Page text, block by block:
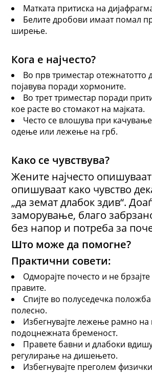
Матката притиска на
Белите дробови имаат помал
ширење.
Кога е најчесто?
Во прв триместар
појавува поради хормоните.
Во трет триместар поради
кое расте во стомакот на мајката.
Често се влошува при
одење или лежење на грб.
Како се чувствува?
Жените најчесто
опишуваат како чувство
„да земат длабок здив“.
заморување, благо
без напор и потреба за
Што може да помогне?
Практични совети:
Одморајте почесто и не
правите.
Спијте во полуседечка
полесно.
Избегнувајте лежење рамно на
подоцнежната бременост.
Правете бавни и длабоки
регулирање на дишењето.
Избегнувајте преголем